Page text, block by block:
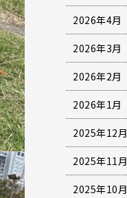
2026年4月
2026年3月
2026年2月
2026年1月
2025年12月
2025年11月
2025年10月